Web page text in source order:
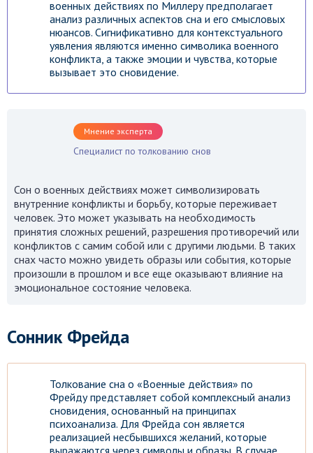
военных действиях по Миллеру предполагает
анализ различных аспектов сна и его смысловых
нюансов. Сигнификативно для контекстуального
уявления являются именно символика военного
конфликта, а также эмоции и чувства, которые
вызывает это сновидение.
Мнение эксперта
Специалист по толкованию снов
Сон о военных действиях может символизировать
внутренние конфликты и борьбу, которые переживает
человек. Это может указывать на необходимость
принятия сложных решений, разрешения противоречий или
конфликтов с самим собой или с другими людьми. В таких
снах часто можно увидеть образы или события, которые
произошли в прошлом и все еще оказывают влияние на
эмоциональное состояние человека.
Сонник Фрейда
Толкование сна о «Военные действия» по
Фрейду представляет собой комплексный анализ
сновидения, основанный на принципах
психоанализа. Для Фрейда сон является
реализацией несбывшихся желаний, которые
выражаются через символы и образы. В случае